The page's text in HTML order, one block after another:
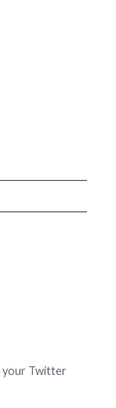
your Twitter